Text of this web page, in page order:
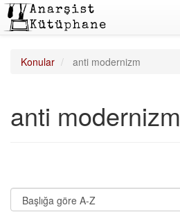
Konular anti modernizm
anti modernizm